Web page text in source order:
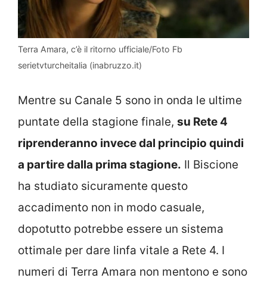
Terra Amara, c’è il ritorno ufficiale/Foto Fb
serietvturcheitalia (inabruzzo.it)
Mentre su Canale 5 sono in onda le ultime
puntate della stagione finale, su Rete 4
riprenderanno invece dal principio quindi
a partire dalla prima stagione. Il Biscione
ha studiato sicuramente questo
accadimento non in modo casuale,
dopotutto potrebbe essere un sistema
ottimale per dare linfa vitale a Rete 4. I
numeri di Terra Amara non mentono e sono